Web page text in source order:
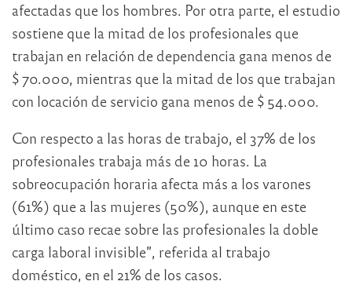
afectadas que los hombres. Por otra parte, el estudio
sostiene que la mitad de los profesionales que
trabajan en relación de dependencia gana menos de
$ 70.000, mientras que la mitad de los que trabajan
con locación de servicio gana menos de $ 54.000.
Con respecto a las horas de trabajo, el 37% de los
profesionales trabaja más de 10 horas. La
sobreocupación horaria afecta más a los varones
(61%) que a las mujeres (50%), aunque en este
último caso recae sobre las profesionales la doble
carga laboral invisible”, referida al trabajo
doméstico, en el 21% de los casos.